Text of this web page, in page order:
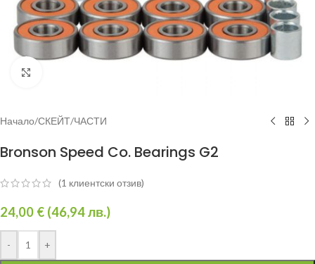
Начало/СКЕЙТ/ЧАСТИ
Bronson Speed Co. Bearings G2
(1 клиентски отзив)
24,00 € (46,94лв.)
- +